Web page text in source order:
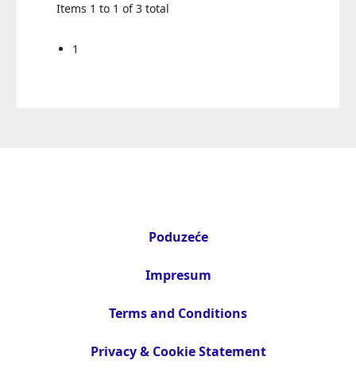
Items 1 to 1 of 3 total
1
Poduzeće
Impresum
Terms and Conditions
Privacy & Cookie Statement